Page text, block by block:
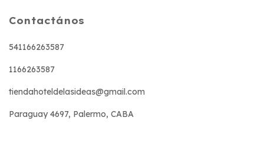
Contactános
541166263587
1166263587
tiendahoteldelasideas@gmail.com
Paraguay 4697, Palermo, CABA